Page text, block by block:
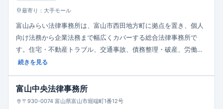
最寄り：大手モール
富山みらい法律事務所は、富山市西田地方町に拠点を置き、個人
向け法務から企業法務まで幅広くカバーする総合法律事務所で
す。住宅・不動産トラブル、交通事故、債務整理・破産、労働問
題、相続・遺言、成年後見など多彩な分野を取り扱い、企業には
供しています。相談は予約制で、30分あたり5,000円（税別）か
ら明示され、費用・手続きについても丁寧に説明されており、依
続きを見る
富山中央法律事務所
〒930-0074 富山県富山市堀端町1番12号